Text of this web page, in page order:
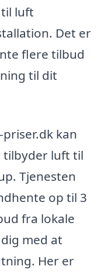
luft
Det er
flere tilbud
til dit
kan
tilbyder luft til
Tjenesten
op til 3
fra lokale
med at
Her er